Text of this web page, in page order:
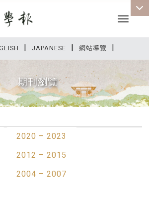
| JAPANESE | 網站導覽 |
Toggle
期刊瀏覽
2020 – 2023
2012 – 2015
2004 – 2007